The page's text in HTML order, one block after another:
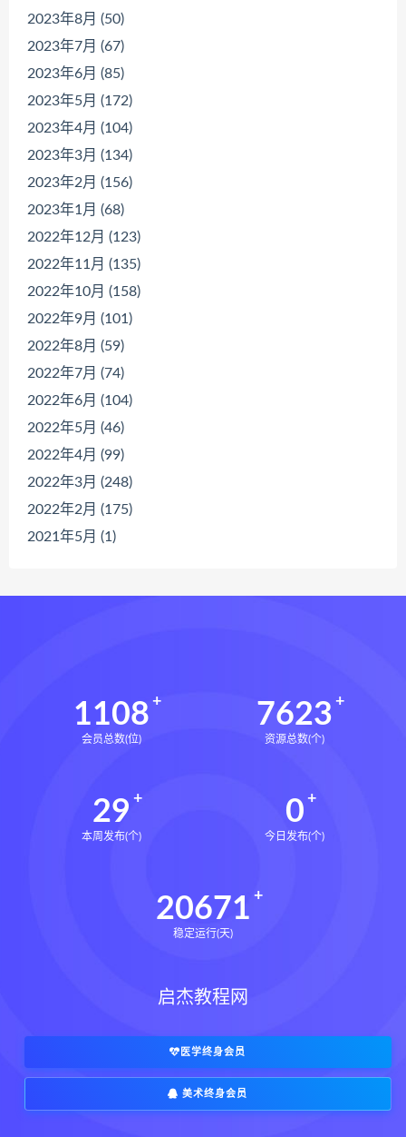
2023年8月 (50)
2023年7月 (67)
2023年6月 (85)
2023年5月 (172)
2023年4月 (104)
2023年3月 (134)
2023年2月 (156)
2023年1月 (68)
2022年12月 (123)
2022年11月 (135)
2022年10月 (158)
2022年9月 (101)
2022年8月 (59)
2022年7月 (74)
2022年6月 (104)
2022年5月 (46)
2022年4月 (99)
2022年3月 (248)
2022年2月 (175)
2021年5月 (1)
1108
会员总数(位)
7623
资源总数(个)
29
本周发布(个)
0
今日发布(个)
20671
稳定运行(天)
启杰教程网
医学终身会员
美术终身会员